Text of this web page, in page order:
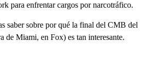
para enfrentar cargos por narcotráfico.
saber sobre por qué la final del CMB del
de Miami, en Fox) es tan interesante.